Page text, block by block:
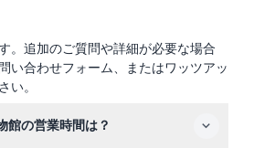
。追加のご質問や詳細が必要な場合
い合わせフォーム、またはワッツアッ
い。
館の営業時間は？